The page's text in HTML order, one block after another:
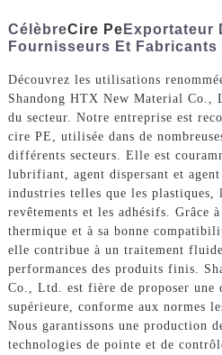
CélèbreCire Pe Exportateur
Fournisseurs Et Fabricants
Découvrez les utilisations
Shandong HTX New Material Co.,
du secteur. Notre entreprise est
cire PE, utilisée dans de
différents secteurs. Elle est
lubrifiant, agent dispersant et agent
industries telles que les plastiques,
revêtements et les adhésifs. Grâce
thermique et à sa bonne
elle contribue à un traitement
performances des produits finis.
Co., Ltd. est fière de proposer une
supérieure, conforme aux normes
Nous garantissons une production
technologies de pointe et de